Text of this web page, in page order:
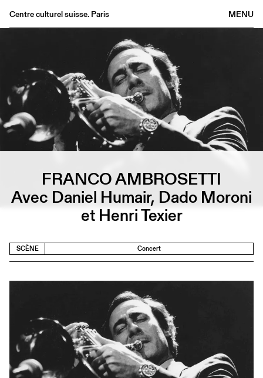
MENU
Centre culturel suisse. Paris
Buvette
Archives
Médiathèque
Éditions
Informations
FRANCO AMBROSETTI
Avec Daniel Humair, Dado Moroni
et Henri Texier
SCÈNE Concert